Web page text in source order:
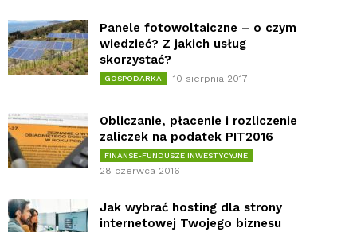
Panele fotowoltaiczne – o czym
wiedzieć? Z jakich usług
skorzystać?
GOSPODARKA 10 sierpnia 2017
Obliczanie, płacenie i rozliczenie
zaliczek na podatek PIT2016
FINANSE-FUNDUSZE INWESTYCYJNE
28 czerwca 2016
Jak wybrać hosting dla strony
internetowej Twojego biznesu